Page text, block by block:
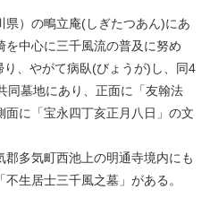
）の鴫立庵(しぎたつあん)にあ
を中心に三千風流の普及に努め
、やがて病臥(びょうが)し、同4
同墓地にあり、正面に「友翰法
に「宝永四丁亥正月八日」の文
多気町西池上の明通寺境内にも
生居士三千風之墓」がある。